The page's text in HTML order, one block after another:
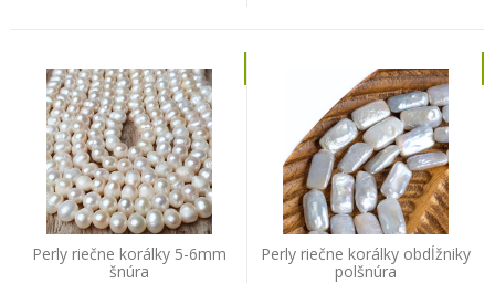
Perly riečne korálky 5-6mm
šnúra
Perly riečne korálky obdĺžniky
polšnúra